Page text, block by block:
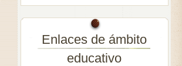
Enlaces de ámbito
educativo